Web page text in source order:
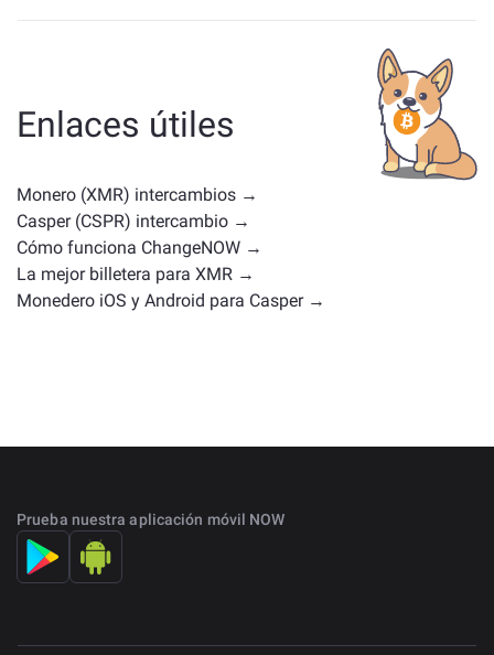
ya sea una stablecoin, un token de utilidad, una
moneda de gobernanza u otro tipo. Las alternativas
comunes incluyen otras criptomonedas con casos de
uso o posiciones en el mercado similares. Consulta
todos los activos disponibles para intercambiar en la
página principal de intercambio
Enlaces útiles
Monero (XMR) intercambios →
Casper (CSPR) intercambio →
Cómo funciona ChangeNOW →
La mejor billetera para XMR →
Monedero iOS y Android para Casper →
Prueba nuestra aplicación móvil NOW